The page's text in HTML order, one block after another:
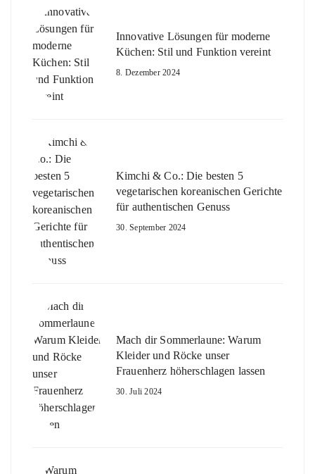
Innovative Lösungen für moderne
Küchen: Stil und Funktion vereint
8. Dezember 2024
Kimchi & Co.: Die besten 5
vegetarischen koreanischen Gerichte
für authentischen Genuss
30. September 2024
Mach dir Sommerlaune: Warum
Kleider und Röcke unser
Frauenherz höherschlagen lassen
30. Juli 2024